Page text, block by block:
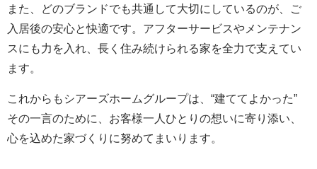
また、どのブランドでも共通して大切にしているのが、ご
入居後の安心と快適です。アフターサービスやメンテナン
スにも力を入れ、長く住み続けられる家を全力で支えてい
ます。
これからもシアーズホームグループは、“建ててよかった”
その一言のために、お客様一人ひとりの想いに寄り添い、
心を込めた家づくりに努めてまいります。